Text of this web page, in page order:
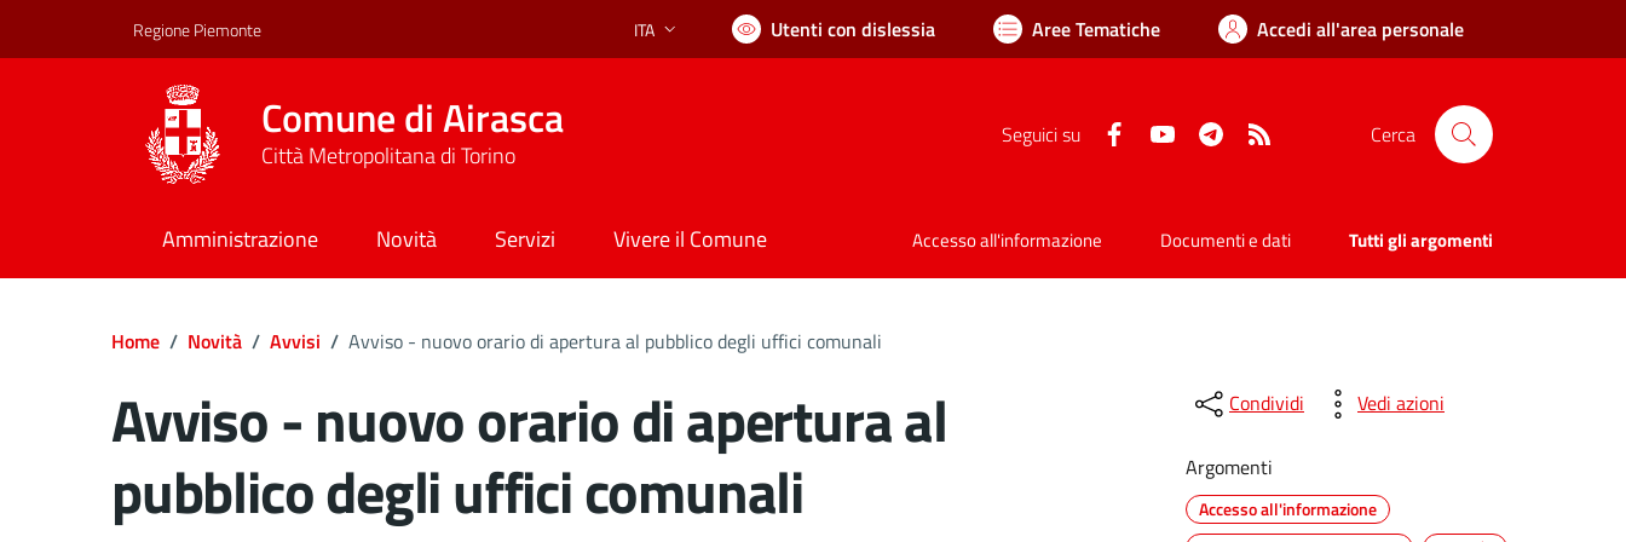
Regione Piemonte Lingua attiva:
ITA Utenti con dislessia Aree Tematiche Accedi all'area personale
Comune di Airasca
Città Metropolitana di Torino
Seguici su FacebookYouTube Telegram Cerca
Amministrazione Novità Servizi Vivere il Comune Accesso all'informazione Documenti e dati Tutti gli argomenti
Home / Novità / Avvisi / Avviso - nuovo orario di apertura al pubblico degli uffici comunali
Avviso - nuovo orario di apertura al
pubblico degli uffici comunali
Condividi Vedi azioni
Argomenti
Accesso all'informazione